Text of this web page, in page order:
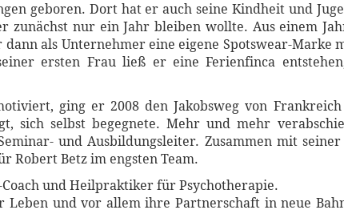
geboren. Dort hat er auch seine Kindheit und
zunächst nur ein Jahr bleiben wollte. Aus einem
als Unternehmer eine eigene Spotswear-Marke
ersten Frau ließ er eine Ferienfinca
ging er 2008 den Jakobsweg von
sich selbst begegnete. Mehr und mehr
und Ausbildungsleiter. Zusammen mit
Robert Betz im engsten Team.
und Heilpraktiker für Psychotherapie.
und vor allem ihre Partnerschaft in neue